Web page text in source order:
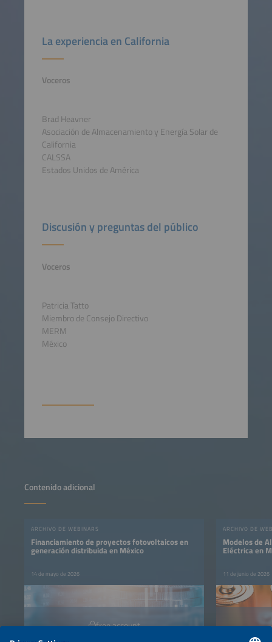
La experiencia en California
Voceros
Brad Heavner
Asociación de Almacenamiento y Energía Solar de
California
CALSSA
Estados Unidos de América
Discusión y preguntas del público
Voceros
Patricia Tatto
Miembro de Consejo Directivo
MERM
México
Contenido adicional
ARCHIVO DE WEBINARS
Financiamiento de proyectos fotovoltaicos en
generación distribuida en México
14 de mayo de 2026
free account
ARCHIVO DE
Modelos de
Eléctrica en
11 de junio de 2026